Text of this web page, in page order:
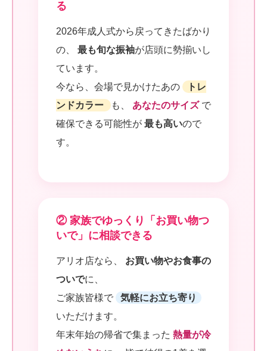
る
2026年成人式から戻ってきたばかり
の、 最も旬な振袖が店頭に勢揃いし
ています。
今なら、会場で見かけたあの
トレ
ンドカラー
も、 あなたのサイズ で
確保できる可能性が 最も高いので
す。
② 家族でゆっくり「お買い物つ
いで」に相談できる
アリオ店なら、 お買い物やお食事の
ついでに、
ご家族皆様で
気軽にお立ち寄り
いただけます。
年末年始の帰省で集まった 熱量が冷